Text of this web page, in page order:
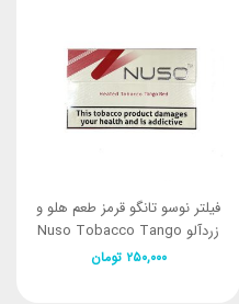
فیلتر نوسو تانگو قرمز طعم هلو و
زردآلو Nuso Tobacco Tango
Redتومان۲۵۰,۰۰۰